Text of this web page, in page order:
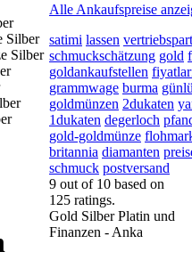
Silber
Silber
Alle Ankaufspreise
satimi lassen
schmuckschätzung gold
goldankaufstellen
grammwage burma
goldmünzen 2dukaten
1dukaten degerloch
gold-goldmünze
britannia diamanten
schmuck postversand
9 out of 10 based on
125 ratings.
Gold Silber Platin und
Finanzen - Anka